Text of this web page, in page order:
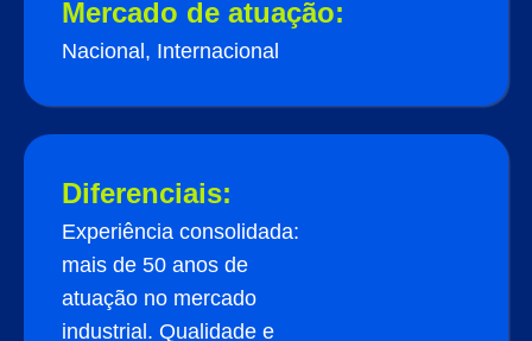
Mercado de atuação:
Nacional, Internacional
Diferenciais:
Experiência consolidada:
mais de 50 anos de
atuação no mercado
industrial. Qualidade e